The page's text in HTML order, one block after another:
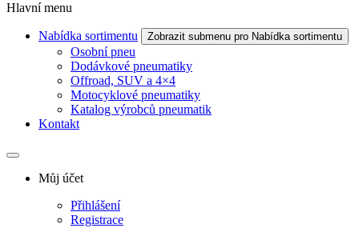
Hlavní menu
Nabídka sortimentu Zobrazit submenu pro Nabídka sortimentu
Osobní pneu
Dodávkové pneumatiky
Offroad, SUV a 4×4
Motocyklové pneumatiky
Katalog výrobců pneumatik
Kontakt
Můj účet
Přihlášení
Registrace